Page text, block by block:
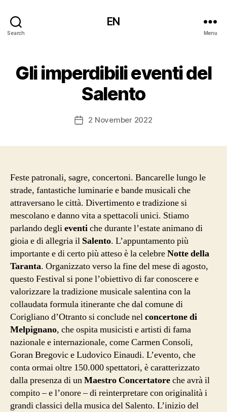
Search
EN
Menu
Gli imperdibili eventi del
Salento
Post2 November 2022
Feste patronali, sagre, concertoni. Bancarelle lungo le
strade, fantastiche luminarie e bande musicali che
attraversano le città. Divertimento e tradizione si
mescolano e danno vita a spettacoli unici. Stiamo
parlando deglieventiche durante l’estate animano di
gioia e di allegria il Salento. L’appuntamento più
importante e di certo più atteso è la celebreNotte della
Taranta. Organizzato verso la fine del mese di agosto,
questo Festival si pone l’obiettivo di far conoscere e
valorizzare la tradizione musicale salentina con la
collaudata formula itinerante che dal comune di
Corigliano d’Otranto si conclude nelconcertone di
Melpignano, che ospita musicisti e artisti di fama
nazionale e internazionale, come Carmen Consoli,
Goran Bregovic e Ludovico Einaudi. L’evento, che
conta ormai oltre 150.000 spettatori, è caratterizzato
dalla presenza di unMaestro Concertatoreche avrà il
compito – e l’onore – di reinterpretare con originalità i
grandi classici della musica del Salento. L’inizio del